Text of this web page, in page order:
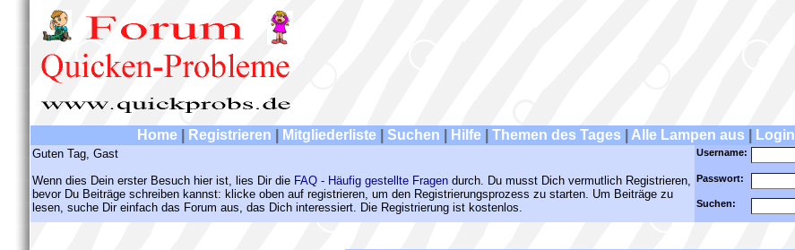
Home Registrieren Mitgliederliste Suchen Hilfe Themen des Tages Alle Lampen aus Login
Guten Tag, Gast
Wenn dies Dein erster Besuch hier ist, lies Dir die FAQ - Häufig gestellte Fragen durch. Du musst Dich vermutlich Registrieren,
bevor Du Beiträge schreiben kannst: klicke oben auf registrieren, um den Registrierungsprozess zu starten. Um Beiträge zu
lesen, suche Dir einfach das Forum aus, das Dich interessiert. Die Registrierung ist kostenlos.
Username:
Passwort:
Suchen: